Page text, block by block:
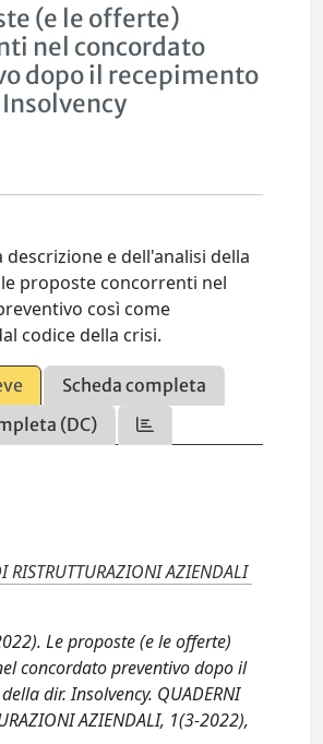
(e le offerte)
nel concordato
dopo il recepimento
descrizione e dell'analisi della
proposte concorrenti nel
così come
codice della crisi.
Scheda completa
(DC)
RISTRUTTURAZIONI AZIENDALI
Le proposte (e le offerte)
concordato preventivo dopo il
dir. Insolvency. QUADERNI
AZIENDALI, 1(3-2022),